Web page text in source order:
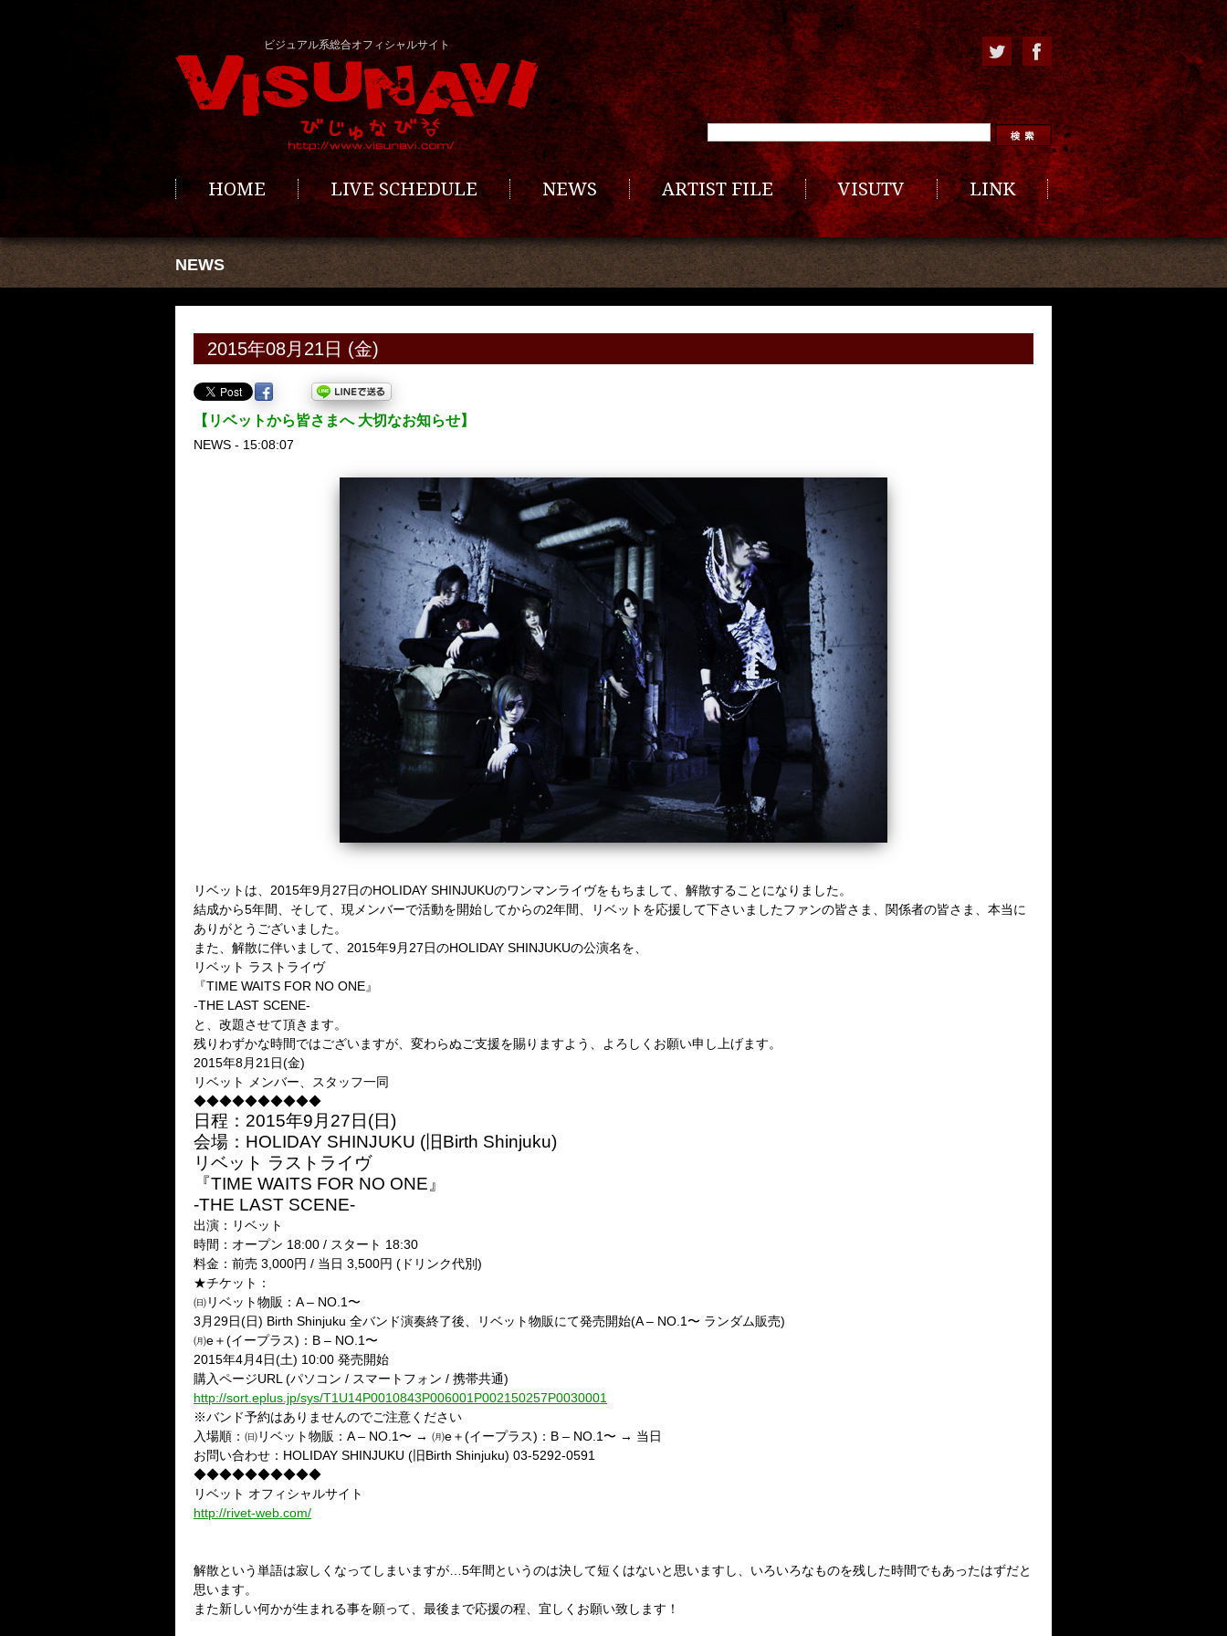
ビジュアル系総合オフィシャルサイト
HOME LIVE SCHEDULE NEWS ARTIST FILE VISUTV LINK
NEWS
2015年08月21日 (金)
【リベットから皆さまへ 大切なお知らせ】
NEWS - 15:08:07
リベットは、2015年9月27日のHOLIDAY SHINJUKUのワンマンライヴをもちまして、解散することになりました。
結成から5年間、そして、現メンバーで活動を開始してからの2年間、リベットを応援して下さいましたファンの皆さま、関係者の皆さま、本当に
ありがとうございました。
また、解散に伴いまして、2015年9月27日のHOLIDAY SHINJUKUの公演名を、
リベット ラストライヴ
『TIME WAITS FOR NO ONE』
-THE LAST SCENE-
と、改題させて頂きます。
残りわずかな時間ではございますが、変わらぬご支援を賜りますよう、よろしくお願い申し上げます。
2015年8月21日(金)
リベット メンバー、スタッフ一同
◆◆◆◆◆◆◆◆◆◆
日程：2015年9月27日(日)
会場：HOLIDAY SHINJUKU (旧Birth Shinjuku)
リベット ラストライヴ
『TIME WAITS FOR NO ONE』
-THE LAST SCENE-
出演：リベット
時間：オープン 18:00 / スタート 18:30
料金：前売 3,000円 / 当日 3,500円 (ドリンク代別)
★チケット：
㈰リベット物販：A – NO.1〜
3月29日(日) Birth Shinjuku 全バンド演奏終了後、リベット物販にて発売開始(A – NO.1〜 ランダム販売)
㈪e＋(イープラス)：B – NO.1〜
2015年4月4日(土) 10:00 発売開始
購入ページURL (パソコン / スマートフォン / 携帯共通)
http://sort.eplus.jp/sys/T1U14P0010843P006001P002150257P0030001
※バンド予約はありませんのでご注意ください
入場順：㈰リベット物販：A – NO.1〜 → ㈪e＋(イープラス)：B – NO.1〜 → 当日
お問い合わせ：HOLIDAY SHINJUKU (旧Birth Shinjuku) 03-5292-0591
◆◆◆◆◆◆◆◆◆◆
リベット オフィシャルサイト
http://rivet-web.com/
解散という単語は寂しくなってしまいますが…5年間というのは決して短くはないと思いますし、いろいろなものを残した時間でもあったはずだと
思います。
また新しい何かが生まれる事を願って、最後まで応援の程、宜しくお願い致します！